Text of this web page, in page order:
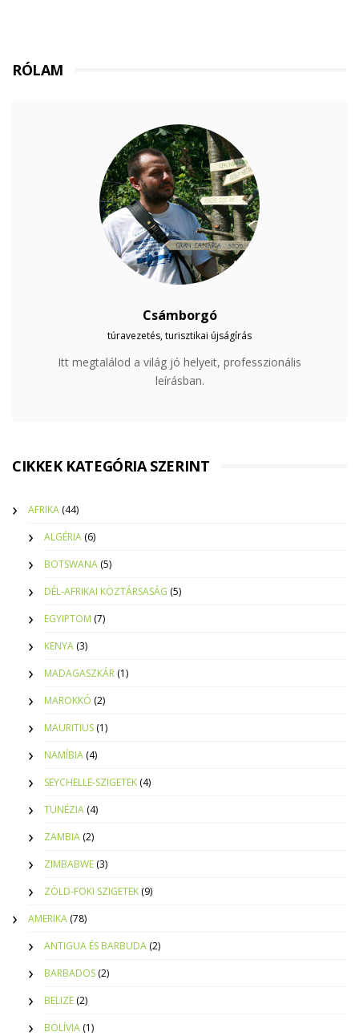
RÓLAM
Csámborgó
túravezetés, turisztikai újságírás
Itt megtalálod a világ jó helyeit, professzionális
leírásban.
CIKKEK KATEGÓRIA SZERINT
AFRIKA (44)
ALGÉRIA (6)
BOTSWANA (5)
DÉL-AFRIKAI KÖZTÁRSASÁG (5)
EGYIPTOM (7)
KENYA (3)
MADAGASZKÁR (1)
MAROKKÓ (2)
MAURITIUS (1)
NAMÍBIA (4)
SEYCHELLE-SZIGETEK (4)
TUNÉZIA (4)
ZAMBIA (2)
ZIMBABWE (3)
ZÖLD-FOKI SZIGETEK (9)
AMERIKA (78)
ANTIGUA ÉS BARBUDA (2)
BARBADOS (2)
BELIZE (2)
BOLÍVIA (1)